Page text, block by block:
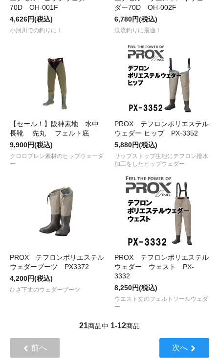
70D OH-001F
4,626円(税込)
小河川での釣りに！
ダー70D OH-002F
6,780円(税込)
渓流釣りに最適！
【セール！】阪神素地 水中
長靴 先丸 フェルト底
9,900円(税込)
クロロプレン素材のヒップウェーダ
ー
PROX テフロンポリエステル
ウェダー ヒップ PX-3352
5,880円(税込)
リップストップ生地にテフロン撥水
加工をしたヒップウェダー
PROX テフロンポリエステル
ウェダーブーツ PX3372
4,200円(税込)
ひざ下丈のウェダーブーツ
PROX テフロンポリエステル
ウェダー ウェスト PX-
3332
8,250円(税込)
ウエスト丈のフェルトソールウェダ
ー
21商品中 1-12商品
前へ 次へ